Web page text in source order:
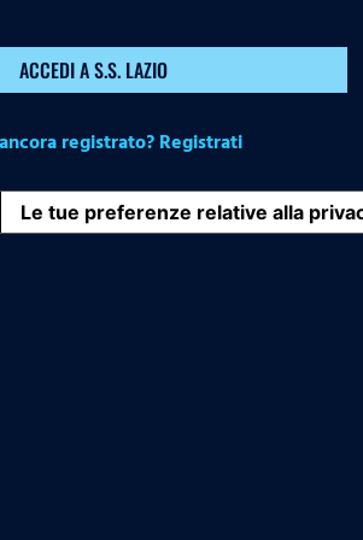
ACCEDI A S.S. LAZIO
registrato? Registrati
Le tue preferenze relative alla